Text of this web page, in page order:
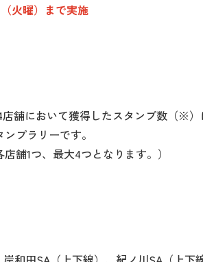
火曜）まで実施
舗において獲得したスタンプ数（※
プラリーです。
舗1つ、最大4つとなります。）